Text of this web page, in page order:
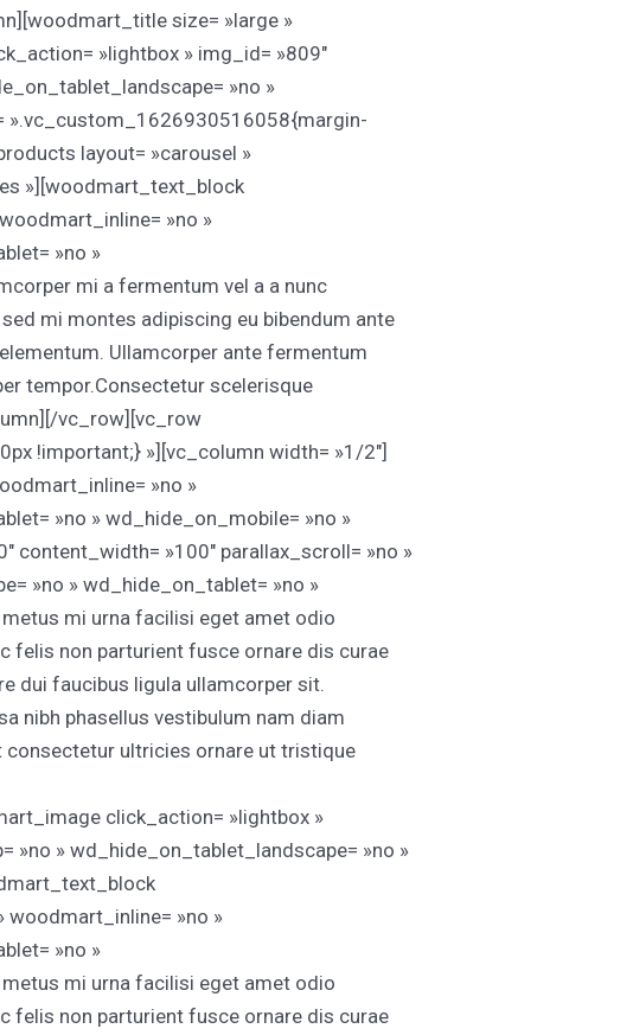
size= »large »
»lightbox » img_id= »809″
»no »
».vc_custom_1626930516058{margin-
layout= »carousel »
»][woodmart_text_block
»no »
»no »
mi a fermentum vel a a nunc
mi montes adipiscing eu bibendum ante
Ullamcorper ante fermentum
tempor.Consectetur scelerisque
vc_row][vc_row
!important;} »][vc_column width= »1/2″]
»no »
»no » wd_hide_on_mobile= »no »
»100″ parallax_scroll= »no »
»no » wd_hide_on_tablet= »no »
mi urna facilisi eget amet odio
felis non parturient fusce ornare dis curae
dui faucibus ligula ullamcorper sit.
nibh phasellus vestibulum nam diam
ultricies ornare ut tristique
click_action= »lightbox »
»no » wd_hide_on_tablet_landscape= »no »
»no »
»no »
mi urna facilisi eget amet odio
felis non parturient fusce ornare dis curae